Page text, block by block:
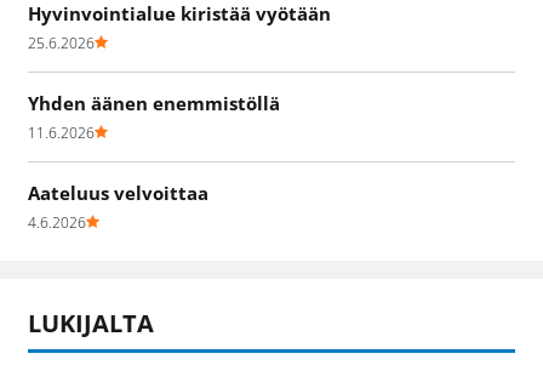
Hyvinvointialue kiristää vyötään
25.6.2026
Yhden äänen enemmistöllä
11.6.2026
Aateluus velvoittaa
4.6.2026
LUKIJALTA